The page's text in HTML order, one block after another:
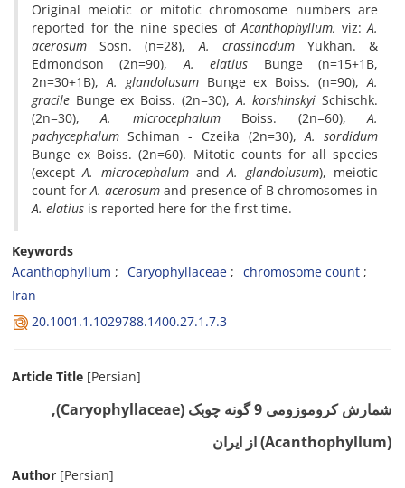
Original meiotic or mitotic chromosome numbers are
reported for the nine species ofAcanthophyllum, viz:A.
acerosum Sosn. (n=28),A. crassinodum Yukhan. &
Edmondson (2n=90),A. elatius Bunge (n=15+1B,
2n=30+1B),A. glandolusum Bunge ex Boiss. (n=90),A.
gracile Bunge ex Boiss. (2n=30),A. korshinskyiSchischk.
(2n=30),A. microcephalum Boiss. (2n=60),A.
pachycephalum Schiman - Czeika (2n=30),A. sordidum
Bunge ex Boiss. (2n=60). Mitotic counts for all species
(exceptA. microcephalumandA. glandolusum), meiotic
count forA. acerosum and presence of B chromosomes in
A. elatius is reported here for the first time.
Keywords
Acanthophyllum
Caryophyllaceae
chromosome count
Iran
20.1001.1.1029788.1400.27.1.7.3
Article Title [Persian]
شمارش کروموزومی 9 گونه چوبک (Caryophyllaceae),
(Acanthophyllum) از ایران
Author [Persian]